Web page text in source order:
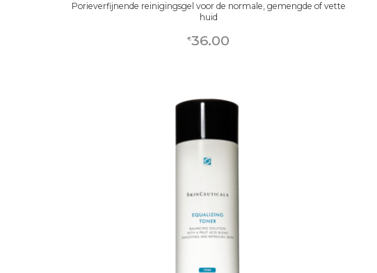
Porieverfijnende reinigingsgel voor de normale, gemengde of vette
huid
€36.00